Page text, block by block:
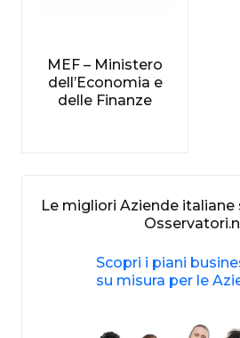
Le migliori Aziende italiane
Scopri i piani
su misura per le
MEF – Ministero
dell’Economia e
delle Finanze